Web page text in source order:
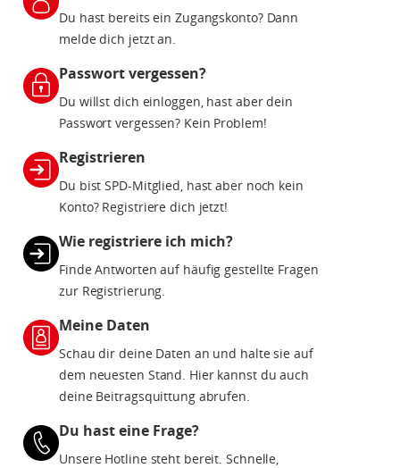
Du hast bereits ein Zugangskonto? Dann
melde dich jetzt an.
Passwort vergessen?
Du willst dich einloggen, hast aber dein
Passwort vergessen? Kein Problem!
Registrieren
Du bist SPD-Mitglied, hast aber noch kein
Konto? Registriere dich jetzt!
Wie registriere ich mich?
Finde Antworten auf häufig gestellte Fragen
zur Registrierung.
Meine Daten
Schau dir deine Daten an und halte sie auf
dem neuesten Stand. Hier kannst du auch
deine Beitragsquittung abrufen.
Du hast eine Frage?
Unsere Hotline steht bereit. Schnelle,